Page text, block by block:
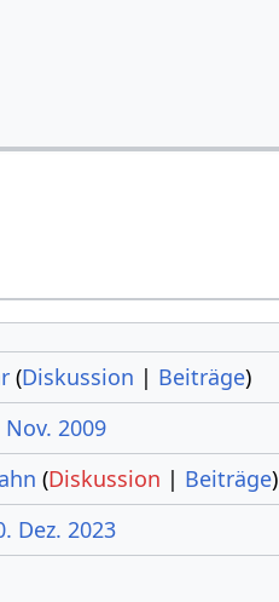
(Diskussion | Beiträge)
2009
(Diskussion | Beiträge)
Dez. 2023